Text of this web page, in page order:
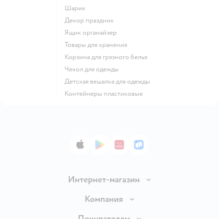
Шарик
Декор праздник
Ящик органайзер
Товары для хранения
Корзина для грязного белья
Чехол для одежды
Детская вешалка для одежды
Контейнеры пластиковые
App StoreGoogle Play
AppGallery
RuStore
Интернет-магазин
Доставка и оплата
Компания
О компании